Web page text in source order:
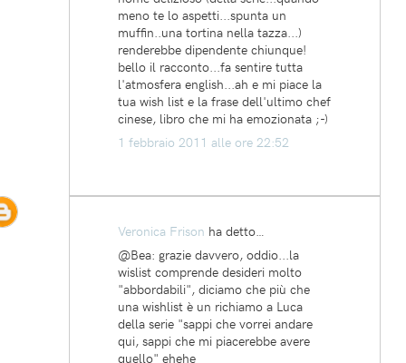
meno te lo aspetti...spunta un
muffin..una tortina nella tazza...)
renderebbe dipendente chiunque!
bello il racconto...fa sentire tutta
l'atmosfera english...ah e mi piace la
tua wish list e la frase dell'ultimo chef
cinese, libro che mi ha emozionata ;-)
1 febbraio 2011 alle ore 22:52
Veronica Frison ha detto…
@Bea: grazie davvero, oddio...la
wislist comprende desideri molto
"abbordabili", diciamo che più che
una wishlist è un richiamo a Luca
della serie "sappi che vorrei andare
qui, sappi che mi piacerebbe avere
quello" ehehe